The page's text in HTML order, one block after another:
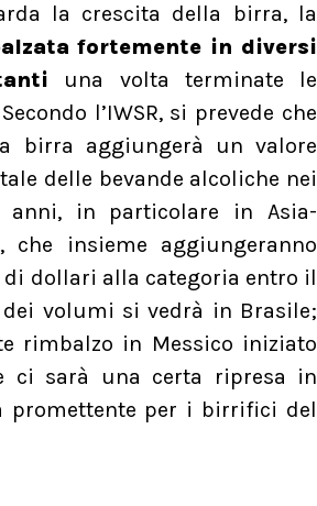
la crescita della birra, la
fortemente in diversi
una volta terminate le
l’IWSR, si prevede che
birra aggiungerà un valore
delle bevande alcoliche nei
anni, in particolare in Asia-
che insieme aggiungeranno
dollari alla categoria entro il
dei volumi si vedrà in Brasile;
rimbalzo in Messico iniziato
ci sarà una certa ripresa in
promettente per i birrifici del